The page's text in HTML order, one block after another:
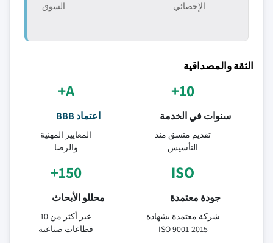
الإحصائي
السوق
الثقة والمصداقية
10+
سنوات في الخدمة
تقديم متسق منذ
التأسيس
A+
اعتماد BBB
المعايير المهنية
والرضا
ISO
جودة معتمدة
شركة معتمدة بشهادة
ISO 9001-2015
150+
محللو الأبحاث
عبر أكثر من 10
قطاعات صناعية